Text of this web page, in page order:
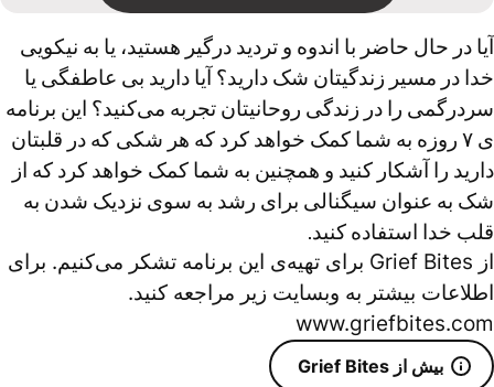
آیا در حال حاضر با اندوه و تردید درگیر هستید، یا به نیکویی
خدا در مسیر زندگیتان شک دارید؟ آیا دارید بی عاطفگی یا
سردرگمی را در زندگی روحانیتان تجربه می‌کنید؟ این برنامه‌
ی ۷ روزه به شما کمک خواهد کرد که هر شکی که در قلبتان
دارید را آشکار کنید و همچنین به شما کمک خواهد کرد که از
شک به عنوان سیگنالی برای رشد به سوی نزدیک شدن به
قلب خدا استفاده کنید.
از Grief Bites برای تهیه‌ی این برنامه تشکر می‌کنیم. برای
اطلاعات بیشتر به وبسایت زیر مراجعه کنید.
www.griefbites.com
بیش از Grief Bites